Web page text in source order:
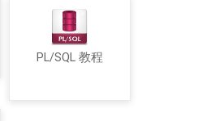
PL/SQL 教程